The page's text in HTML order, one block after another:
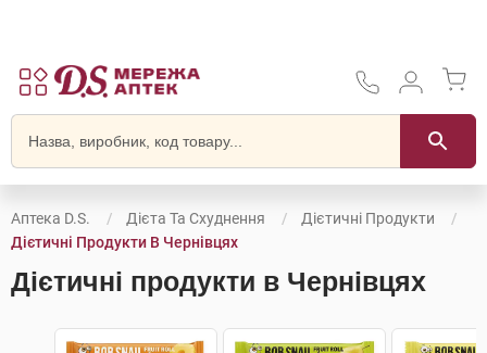
Аптека D.S. Дієта Та Схуднення
Дієтичні Продукти
Дієтичні Продукти В Чернівцях
Дієтичні продукти в Чернівцях